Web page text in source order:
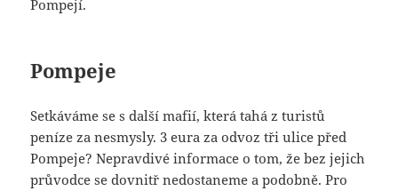
Pompejí.
Pompeje
Setkáváme se s další mafií, která tahá z turistů
peníze za nesmysly. 3 eura za odvoz tři ulice před
Pompeje? Nepravdivé informace o tom, že bez jejich
průvodce se dovnitř nedostaneme a podobně. Pro